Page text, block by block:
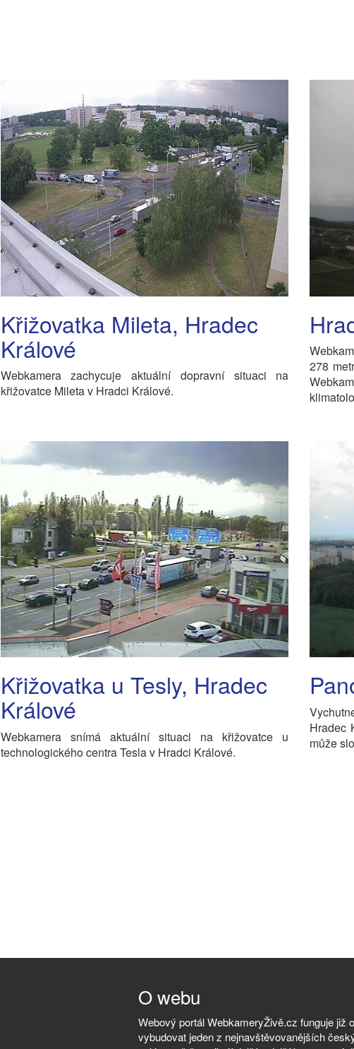
Křižovatka Mileta, Hradec
Králové
Webkamera zachycuje aktuální dopravní situaci na
křižovatce Mileta v Hradci Králové.
278
Křižovatka u Tesly, Hradec
Králové
Webkamera snímá aktuální situaci na křižovatce u
technologického centra Tesla v Hradci Králové.
Hradec
může
O webu
Webový portál WebkameryŽivě.cz funguje již
vybudovat jeden z nejnavštěvovanějších